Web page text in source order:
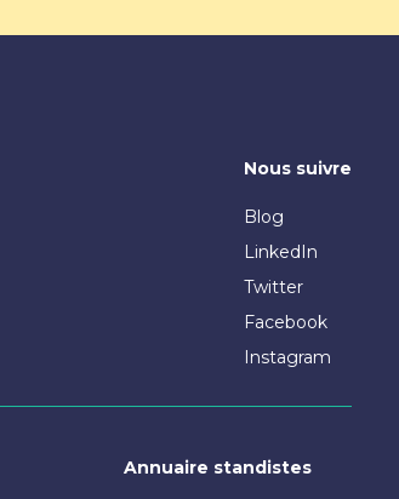
Nous suivre
Blog
LinkedIn
Twitter
Facebook
Instagram
Annuaire standistes